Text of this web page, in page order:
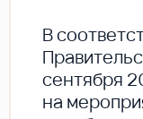
В
сентября
на